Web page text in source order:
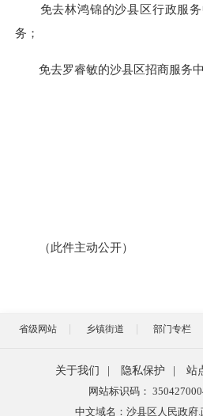
免去林鸿锦的沙县区行政服务
务；
免去罗睿敏的沙县区招商服务中
（此件主动公开）
省级网站 乡镇街道 部门专栏
关于我们 隐私保护 站
网站标识码：
中文域名：沙县区人民政府.